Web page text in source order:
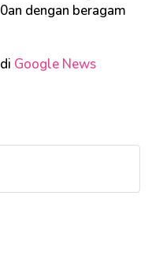
dengan beragam
Google News